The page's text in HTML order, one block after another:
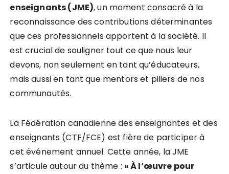
enseignants(JME), un moment consacré à la
reconnaissance des contributions déterminantes
que ces professionnels apportent à la société. Il
est crucial de souligner tout ce que nous leur
devons, non seulement en tant qu’éducateurs,
mais aussi en tant que mentors et piliers de nos
communautés.
La Fédération canadienne des enseignantes et des
enseignants (CTF/FCE) est fière de participer à
cet événement annuel. Cette année, la JME
s’articule autour du thème : «Àl‘œuvre pour